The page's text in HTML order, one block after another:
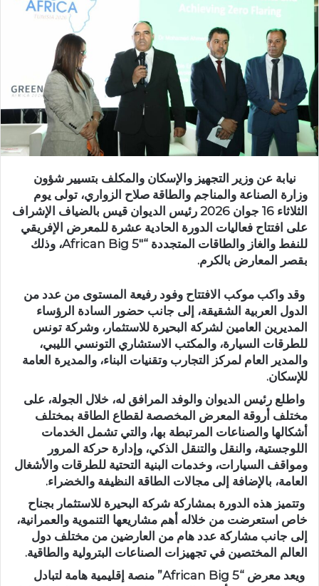
نيابة عن وزير التجهيز والإسكان والمكلف بتسيير شؤون
وزارة الصناعة والمناجم والطاقة صلاح الزواري، تولى يوم
الثلاثاء 16 جوان 2026 رئيس الديوان قيس بالضياف الإشراف
على افتتاح فعاليات الدورة الحادية عشرة للمعرض الإفريقي
للنفط والغاز والطاقات المتجددة “African Big 5″، وذلك
بقصر المعارض بالكرم.
وقد واكب موكب الافتتاح وفود رفيعة المستوى من عدد من
الدول العربية الشقيقة، إلى جانب حضور السادة الرؤساء
المديرين العامين لشركة البحيرة للاستثمار، وشركة تونس
للطرقات السيارة، والمكتب الاستشاري التونسي الليبي،
والمدير العام لمركز التجارب وتقنيات البناء، والمديرة العامة
للإسكان.
واطلع رئيس الديوان والوفد المرافق له، خلال الجولة، على
مختلف أروقة المعرض المخصصة لقطاع الطاقة بمختلف
أشكالها والصناعات المرتبطة بها، والتي تشمل الخدمات
اللوجستية، والنقل والتنقل الذكي، وإدارة حركة المرور
ومواقف السيارات، وخدمات البنية التحتية للطرقات والأشغال
العامة، بالإضافة إلى مجالات الطاقة النظيفة والخضراء.
وتتميز هذه الدورة بمشاركة شركة البحيرة للاستثمار بجناح
خاص استعرضت من خلاله أهم مشاريعها التنموية والعمرانية،
إلى جانب مشاركة عدد هام من العارضين من مختلف دول
العالم المختصين في تجهيزات الصناعات البترولية والطاقية.
ويعد معرض “African Big 5” منصة إقليمية هامة لتبادل